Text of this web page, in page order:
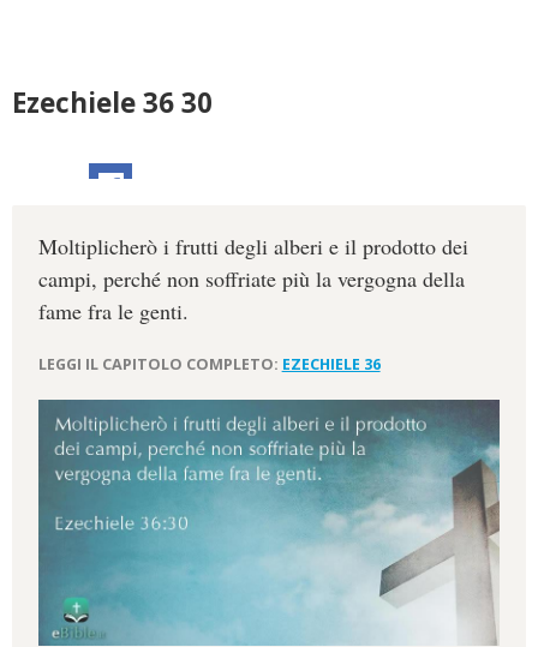
Ezechiele 36 30
Moltiplicherò i frutti degli alberi e il prodotto dei
campi, perché non soffriate più la vergogna della
fame fra le genti.
LEGGI IL CAPITOLO COMPLETO: EZECHIELE 36